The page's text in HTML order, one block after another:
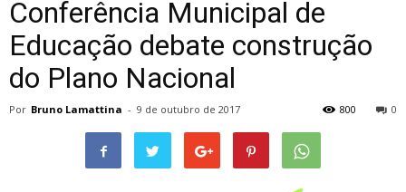
Conferência Municipal de
Educação debate construção
do Plano Nacional
Por Bruno Lamattina - 9 de outubro de 2017 0
800